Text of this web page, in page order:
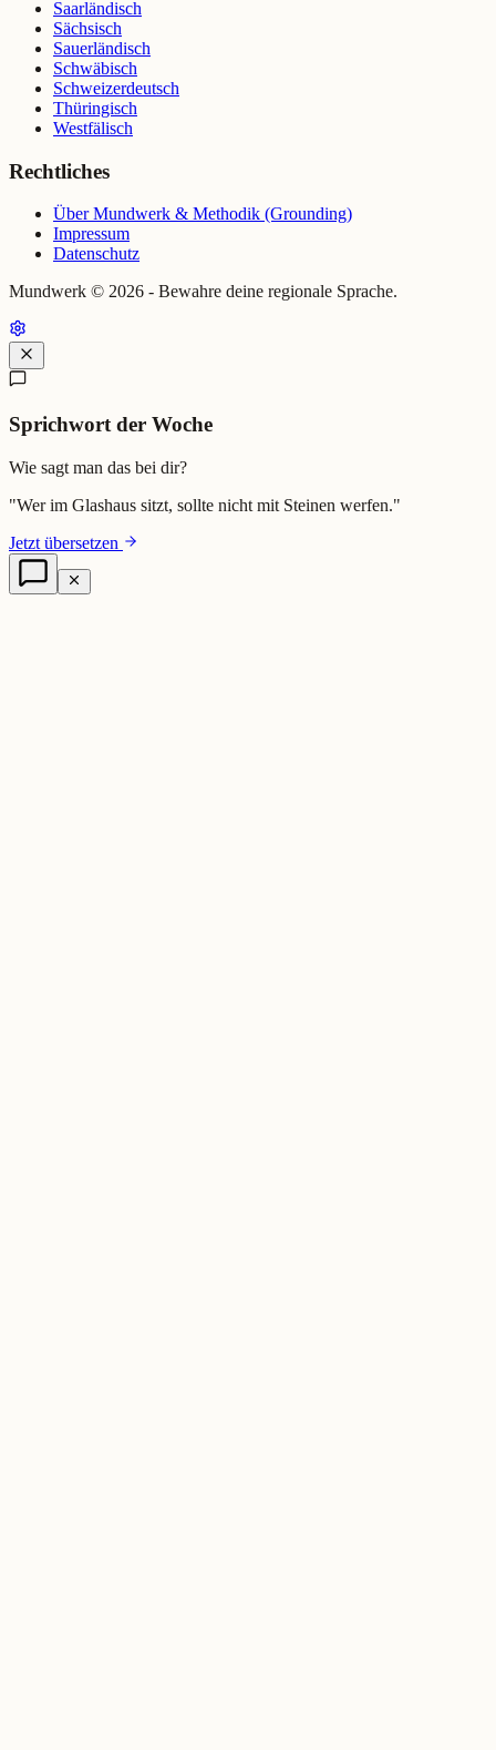
Saarländisch
Sächsisch
Sauerländisch
Schwäbisch
Schweizerdeutsch
Thüringisch
Westfälisch
Rechtliches
Über Mundwerk & Methodik (Grounding)
Impressum
Datenschutz
Mundwerk © 2026 - Bewahre deine regionale Sprache.
Sprichwort der Woche
Wie sagt man das bei dir?
"Wer im Glashaus sitzt, sollte nicht mit Steinen werfen."
Jetzt übersetzen